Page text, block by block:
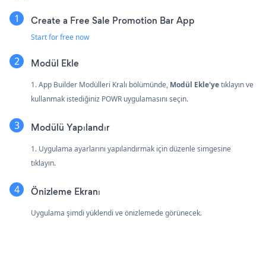
Create a Free Sale Promotion Bar App
Start for free now
Modül Ekle
1. App Builder Modülleri Kralı bölümünde, Modül Ekle'yetıklayın ve
kullanmak istediğiniz POWR uygulamasını seçin.
Modülü Yapılandır
1. Uygulama ayarlarını yapılandırmak için düzenle simgesine
tıklayın.
Önizleme Ekranı
Uygulama şimdi yüklendi ve önizlemede görünecek.